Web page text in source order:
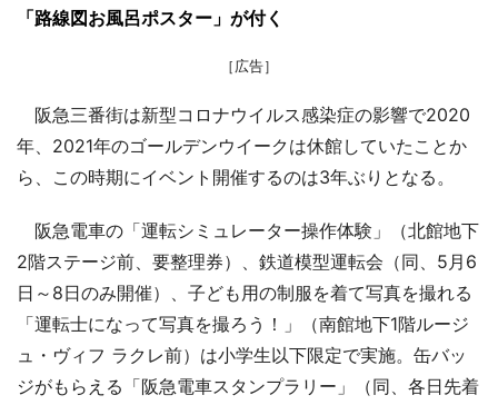
「路線図お風呂ポスター」が付く
［広告］
阪急三番街は新型コロナウイルス感染症の影響で2020
年、2021年のゴールデンウイークは休館していたことか
ら、この時期にイベント開催するのは3年ぶりとなる。
阪急電車の「運転シミュレーター操作体験」（北館地下
2階ステージ前、要整理券）、鉄道模型運転会（同、5月6
日～8日のみ開催）、子ども用の制服を着て写真を撮れる
「運転士になって写真を撮ろう！」（南館地下1階ルージ
ュ・ヴィフ ラクレ前）は小学生以下限定で実施。缶バッ
ジがもらえる「阪急電車スタンプラリー」（同、各日先着